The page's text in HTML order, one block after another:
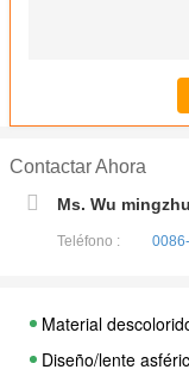
Contactar Ahora
Ms. Wu mingzhu
Teléfono :
Material
Diseño/lente